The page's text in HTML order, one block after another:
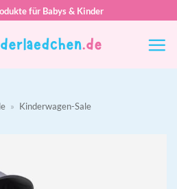
für Babys & Kinder
» Kinderwagen-Sale